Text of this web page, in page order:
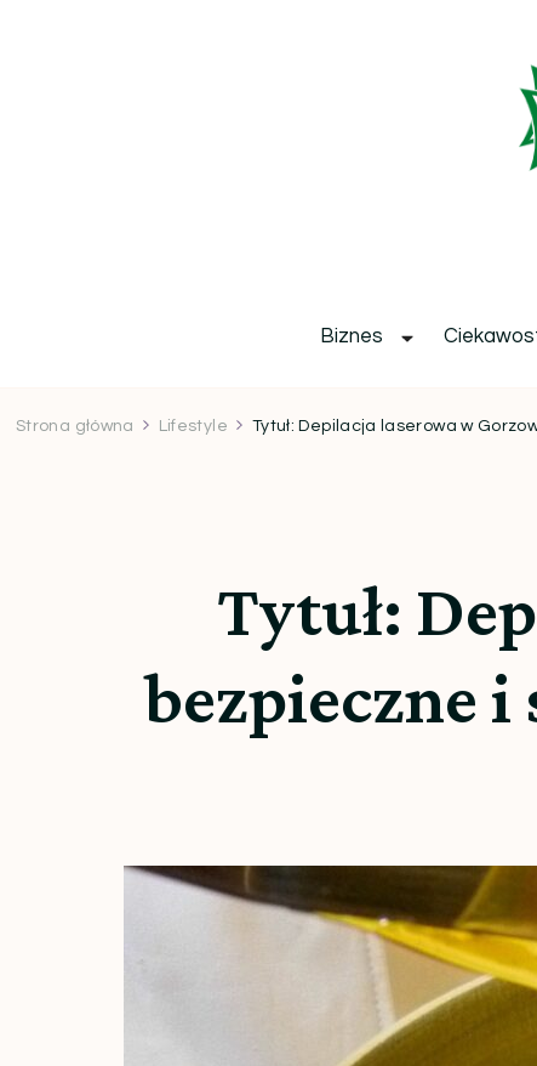
Biznes
Strona główna Lifestyle Tytuł: Depilacja laserowa w
Tytuł:
bezpieczne